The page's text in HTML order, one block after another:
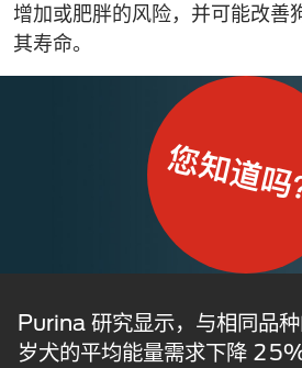
增加或肥胖的风险，并可能改善
其寿命。
Purina 研究显示，与相同品
岁犬的平均能量需求下降